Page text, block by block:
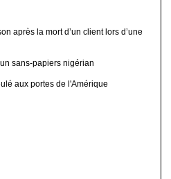
après la mort d’un client lors d’une
sans-papiers nigérian
aux portes de l'Amérique